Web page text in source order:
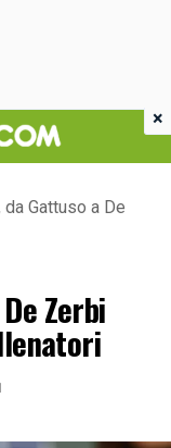
da Gattuso a De
Zerbi
×